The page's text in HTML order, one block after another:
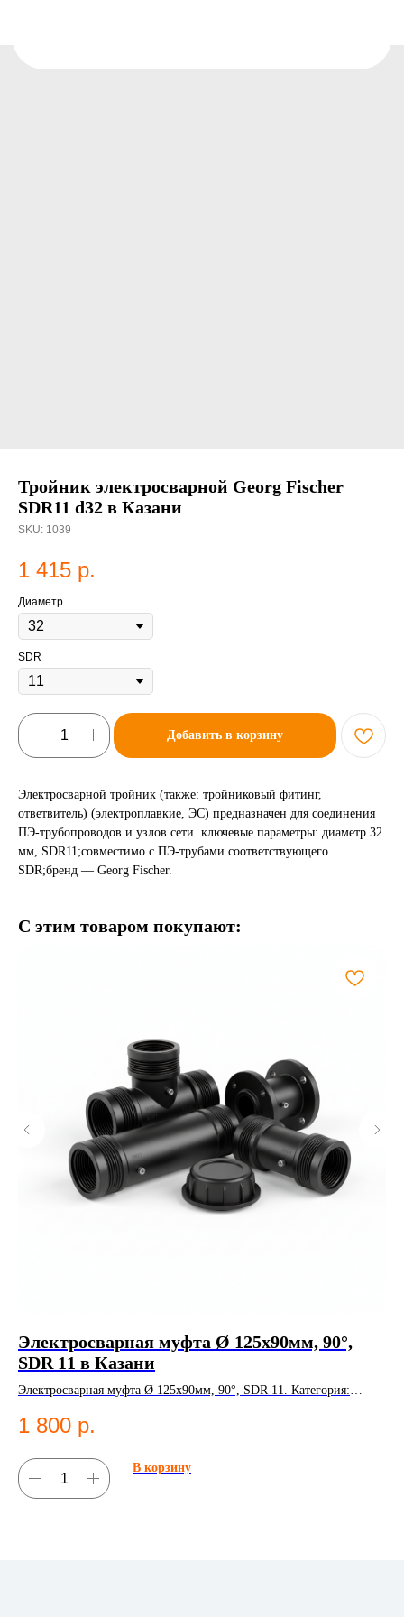
Тройник электросварной Georg Fischer
SDR11 d32 в Казани
SKU: 1039
1 415 р.
Диаметр
SDR
Добавить в корзину
Электросварной тройник (также: тройниковый фитинг,
ответвитель) (электроплавкие, ЭС) предназначен для соединения
ПЭ-трубопроводов и узлов сети. ключевые параметры: диаметр 32
мм, SDR11;совместимо с ПЭ-трубами соответствующего
SDR;бренд — Georg Fischer.
С этим товаром покупают:
Электросварная муфта Ø 125х90мм, 90°,
SDR 11 в Казани
Электросварная муфта Ø 125х90мм, 90°, SDR 11. Категория:
1 800 р.
В корзину